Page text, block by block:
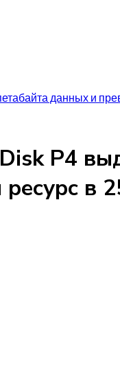
данных и
P4
в